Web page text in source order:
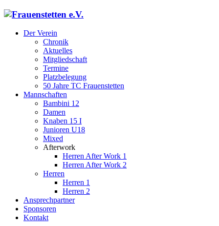
Der Verein
Chronik
Aktuelles
Mitgliedschaft
Termine
Platzbelegung
50 Jahre TC Frauenstetten
Mannschaften
Bambini 12
Damen
Knaben 15 I
Junioren U18
Mixed
Afterwork
Herren After Work 1
Herren After Work 2
Herren
Herren 1
Herren 2
Ansprechpartner
Sponsoren
Kontakt